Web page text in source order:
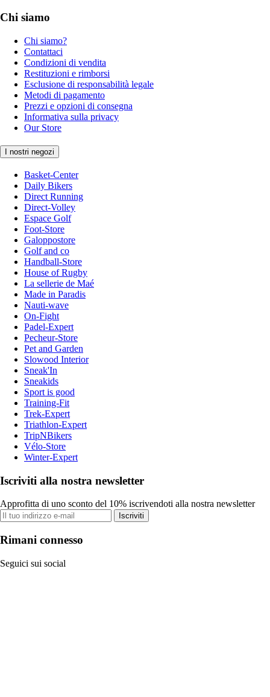
Chi siamo
Chi siamo?
Contattaci
Condizioni di vendita
Restituzioni e rimborsi
Esclusione di responsabilità legale
Metodi di pagamento
Prezzi e opzioni di consegna
Informativa sulla privacy
Our Store
I nostri negozi
Basket-Center
Daily Bikers
Direct Running
Direct-Volley
Espace Golf
Foot-Store
Galoppostore
Golf and co
Handball-Store
House of Rugby
La sellerie de Maé
Made in Paradis
Nauti-wave
On-Fight
Padel-Expert
Pecheur-Store
Pet and Garden
Slowood Interior
Sneak'In
Sneakids
Sport is good
Training-Fit
Trek-Expert
Triathlon-Expert
TripNBikers
Vélo-Store
Winter-Expert
Iscriviti alla nostra newsletter
Approfitta di uno sconto del 10% iscrivendoti alla nostra newsletter
Iscriviti
Rimani connesso
Seguici sui social